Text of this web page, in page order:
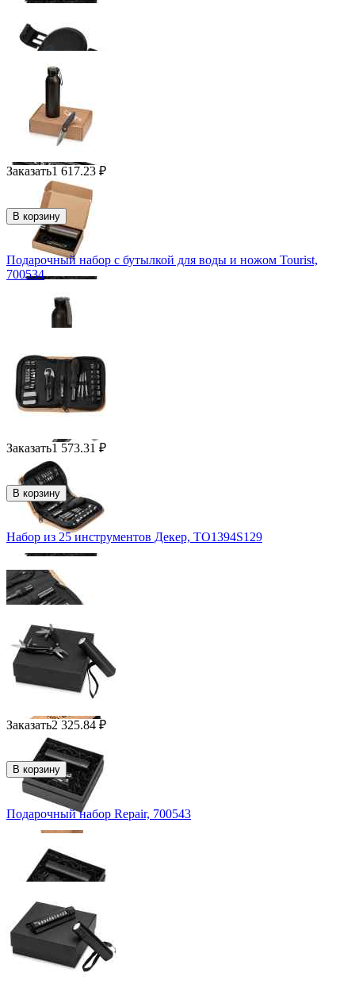
Заказать1 617.23 ₽
В корзину
Подарочный набор с бутылкой для воды и ножом Tourist,
700534
Заказать1 573.31 ₽
В корзину
Набор из 25 инструментов Декер, TO1394S129
Заказать2 325.84 ₽
В корзину
Подарочный набор Repair, 700543